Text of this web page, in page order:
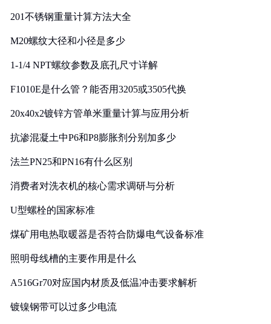
201不锈钢重量计算方法大全
M20螺纹大径和小径是多少
1-1/4 NPT螺纹参数及底孔尺寸详解
F1010E是什么管？能否用3205或3505代换
20x40x2镀锌方管单米重量计算与应用分析
抗渗混凝土中P6和P8膨胀剂分别加多少
法兰PN25和PN16有什么区别
消费者对洗衣机的核心需求调研与分析
U型螺栓的国家标准
煤矿用电热取暖器是否符合防爆电气设备标准
照明母线槽的主要作用是什么
A516Gr70对应国内材质及低温冲击要求解析
镀镍钢带可以过多少电流